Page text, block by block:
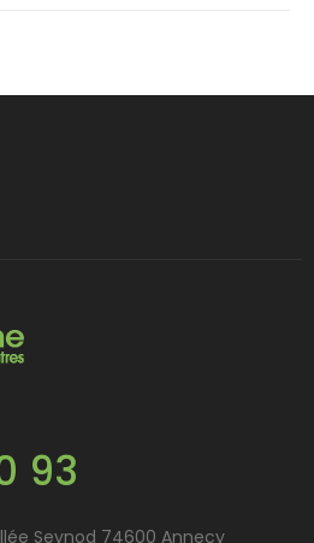
93
Seynod 74600 Annecy